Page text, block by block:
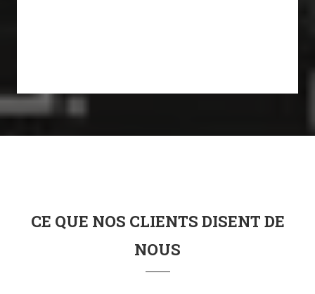
CE QUE NOS CLIENTS DISENT DE
NOUS